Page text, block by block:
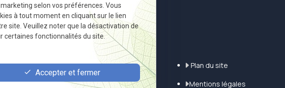
Informations
Accueil
Actualités
Plan du site
Mentions légales
selon vos préférences. Vous
à tout moment en cliquant sur le lien
site. Veuillez noter que la désactivation de
certaines fonctionnalités du site.
Accepter et fermer